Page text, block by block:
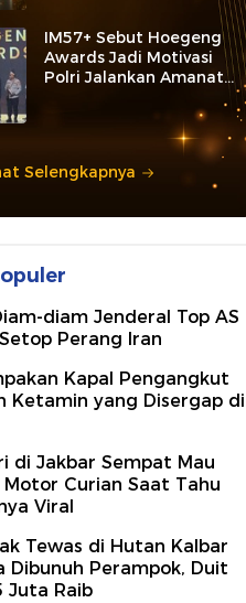
IM57+ Sebut Hoegeng
Awards Jadi Motivasi
Polri Jalankan Amanat
Selengkapnya
diam Jenderal Top AS
Perang Iran
Kapal Pengangkut
Ketamin yang Disergap di
di Jakbar Sempat Mau
Motor Curian Saat Tahu
Viral
Tewas di Hutan Kalbar
Dibunuh Perampok, Duit
Juta Raib